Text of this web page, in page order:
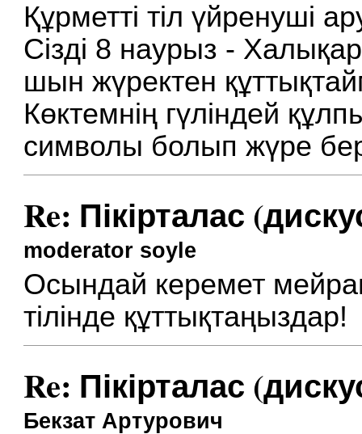
Құрметті тіл үйренуші
Сізді 8 наурыз -
шын жүректен
Көктемнің гүліндей
символы болып жүре
Re: Пікірталас
moderator soyle
Осындай керемет
тілінде құттықтаңыздар!
Re: Пікірталас
Бекзат Артурович